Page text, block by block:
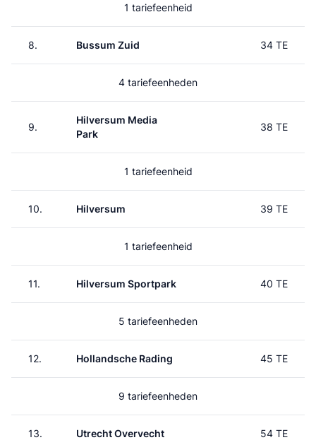
1 tariefeenheid
8. Bussum Zuid 34 TE
4 tariefeenheden
9.
Hilversum Media
Park
38 TE
1 tariefeenheid
10. Hilversum 39 TE
1 tariefeenheid
11. Hilversum Sportpark 40 TE
5 tariefeenheden
12. Hollandsche Rading 45 TE
9 tariefeenheden
13. Utrecht Overvecht 54 TE